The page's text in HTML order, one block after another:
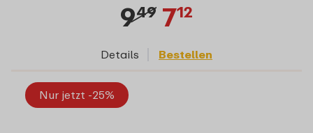
949 712
Details Bestellen
Nur jetzt -25%